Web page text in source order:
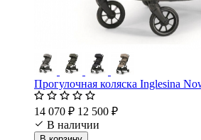
Прогулочная коляска Inglesina
14 070 ₽ 12 500 ₽
В наличии